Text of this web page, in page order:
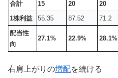
合計 15 20 20
1株利益
55.35 87.52 71.2
配当性
向
27.1% 22.9% 28.1%
右肩上がりの増配を続ける